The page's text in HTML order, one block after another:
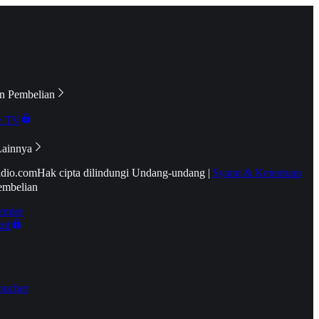
Pembelian
TV
Hak cipta dilindungi Undang-undang | Syarat & Ketentuan